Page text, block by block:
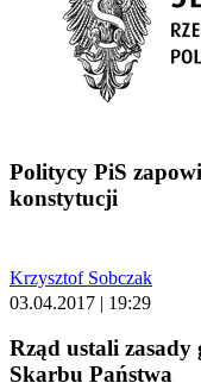
Politycy PiS
konstytucji
Krzysztof Sobczak
03.04.2017 | 19:29
Rząd ustali
Skarbu Państwa